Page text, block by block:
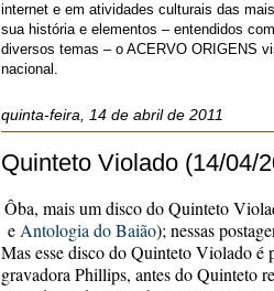
internet e em atividades culturais das
sua história e elementos – entendidos
diversos temas – o ACERVO ORIGENS
nacional.
quinta-feira, 14 de abril de 2011
Quinteto Violado (14/04/
Ôba, mais um disco do Quinteto
e Antologia do Baião); nessas
Mas esse disco do Quinteto Violado é
gravadora Phillips, antes do Quinteto